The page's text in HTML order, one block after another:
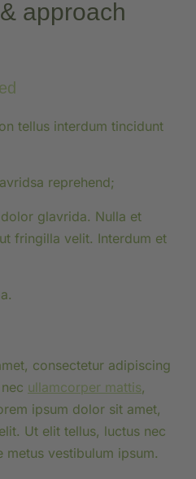
approach
tellus interdum tincidunt
reprehend;
glavrida. Nulla et
fringilla velit. Interdum et
consectetur adipiscing
ullamcorper mattis,
ipsum dolor sit amet,
Ut elit tellus, luctus nec
vestibulum ipsum.